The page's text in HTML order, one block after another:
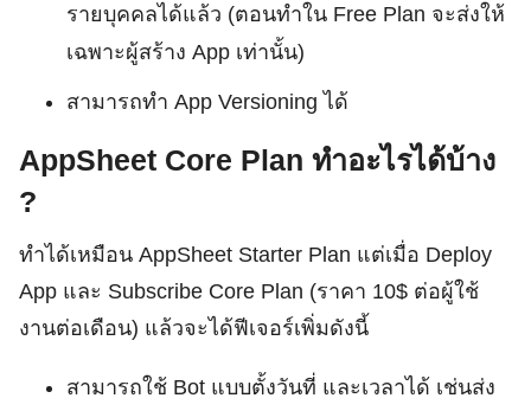
รายบุคคลได้แล้ว (ตอนทำใน Free Plan จะส่งให้
เฉพาะผู้สร้าง App เท่านั้น)
สามารถทำ App Versioning ได้
AppSheet Core Plan ทำอะไรได้บ้าง
?
ทำได้เหมือน AppSheet Starter Plan แต่เมื่อ Deploy
App และ Subscribe Core Plan (ราคา 10$ ต่อผู้ใช้
งานต่อเดือน) แล้วจะได้ฟีเจอร์เพิ่มดังนี้
สามารถใช้ Bot แบบตั้งวันที่ และเวลาได้ เช่นส่ง